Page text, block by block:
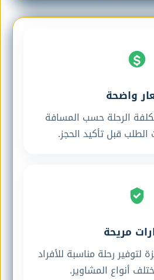
واضحة
الرحلة حسب المسافة
قبل تأكيد الحجز.
مريحة
رحلة مناسبة للأفراد
أنواع المشاوير.